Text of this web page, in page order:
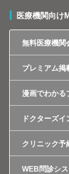
医療機関向け
無料医療機関
プレミアム掲
漫画でわかる
ドクターズ
クリニック予
WEB問診シ